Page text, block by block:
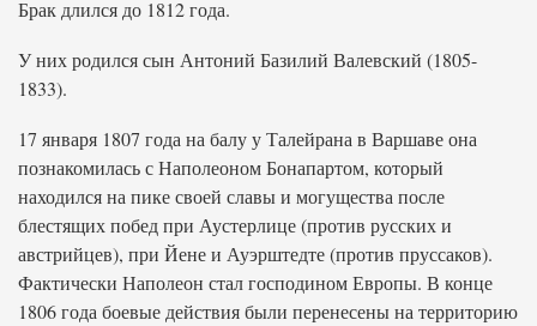
Брак длился до 1812 года.
У них родился сын Антоний Базилий Валевский (1805-
1833).
17 января 1807 года на балу у Талейрана в Варшаве она
познакомилась с Наполеоном Бонапартом, который
находился на пике своей славы и могущества после
блестящих побед при Аустерлице (против русских и
австрийцев), при Йене и Ауэрштедте (против пруссаков).
Фактически Наполеон стал господином Европы. В конце
1806 года боевые действия были перенесены на территорию